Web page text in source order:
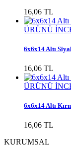
16,06 TL
ÜRÜNÜ
6x6x14 Altı
16,06 TL
ÜRÜNÜ
6x6x14 Altı
16,06 TL
KURUMSAL